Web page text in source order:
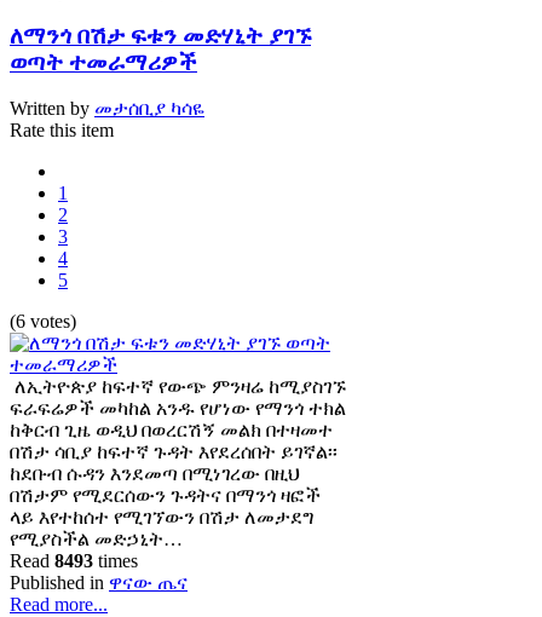
ለማንጎ በሽታ ፍቱን መድሃኒት ያገኙ
ወጣት ተመራማሪዎች
Written by መታሰቢያ ካሳዬ
Rate this item
1
2
3
4
5
(6 votes)
ለኢትዮጵያ ከፍተኛ የውጭ ምንዛሬ ከሚያስገኙ
ፍራፍሬዎች መካከል አንዱ የሆነው የማንጎ ተክል
ከቅርብ ጊዜ ወዲህ በወረርሽኝ መልክ በተዛመተ
በሽታ ሳቢያ ከፍተኛ ጉዳት እየደረሰበት ይገኛል፡፡
ከደቡብ ሱዳን እንደመጣ በሚነገረው በዚህ
በሽታም የሚደርሰውን ጉዳትና በማንጎ ዛፎች
ላይ እየተከሰተ የሚገኘውን በሽታ ለመታደግ
የሚያስችል መድኃኒት…
Read 8493 times
Published in ዋናው ጤና
Read more...